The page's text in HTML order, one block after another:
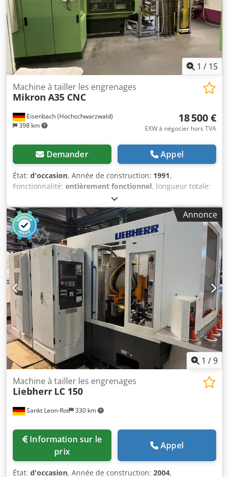
1 / 15
Eisenbach (Hochschwarzwald)
398 km
Machine à tailler les engrenages
Mikron A35 CNC
18 500 €
EXW à négocier hors TVA
Demander Appel
État: d'occasion, Année de construction: 1991,
Fonctionnalité: entièrement fonctionnel, longueur totale:
2 500 mm
mm, diamètre de la pièce (max.):200 mm, À vendre, une
machine à dresser-fraiseuse CNC Mikron A35 en excellent
état et prête à l’emploi. Cette machine se distingue par sa
haute précision, sa fiabilité et sa productivité, et elle est
idéale pour la fabrication économique d’engrenages et de
dentures. Dodpfxszphw To Ackeck Caractéristiques
techniques : Fabricant : Mikron Modèle : A35 CNC Procédé
d’usinage : dressage-fraisage CNC Diamètre maximal de la
pièce : 200 mm Module maximal : 3,0 / 4,5 Longueur
maximale de la pièce : 400 mm Vitesse de rotation de la
fraise : jusqu’à 1 500 tr/min Les caractéristiques
techniques correspondent aux spécifications habituelles
de la Mikron A35 CNC. État : Parfait état de fonctionnement
Entretien régulier Possibilité de visite avec la machine sous
tension sur rendez-vous Disponible immédiatement ou
selon accord.
Annonce
1 /9
Sankt Leon-Rot 330 km
Machine à tailler les engrenages
Liebherr LC 150
prix
Appel
État: d'occasion, Année de construction: 2004,